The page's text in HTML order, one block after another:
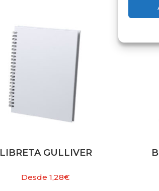
LIBRETA GULLIVER
Desde1,28€